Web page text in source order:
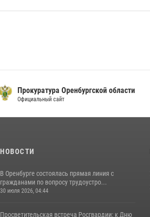
Прокуратура Оренбургской области
Официальный сайт
НОВОСТИ
В Оренбурге состоялась прямая линия с
гражданами по вопросу трудоустро...
30 июля 2026, 04:44
Просветительская встреча Росгвардии: к Дню